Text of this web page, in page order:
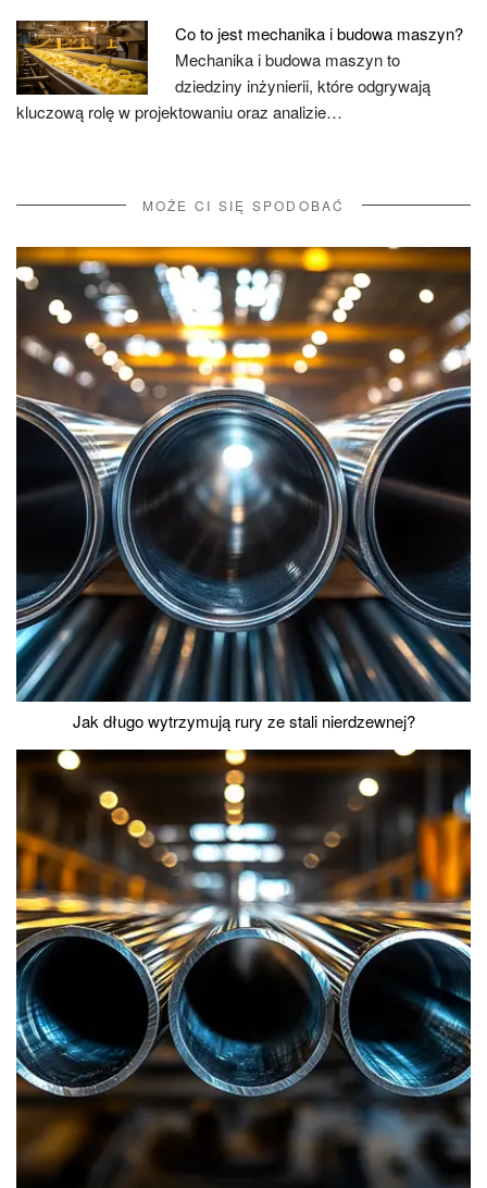
Co to jest mechanika i budowa maszyn?
Mechanika i budowa maszyn to
dziedziny inżynierii, które odgrywają
kluczową rolę w projektowaniu oraz analizie…
MOŻE CI SIĘ SPODOBAĆ
Jak długo wytrzymują rury ze stali nierdzewnej?